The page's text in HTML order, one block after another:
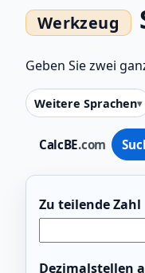
CalcBE.com
Geben Sie zwei
Weitere Sprachen
Zu teilende Zahl
Dezimalstellen